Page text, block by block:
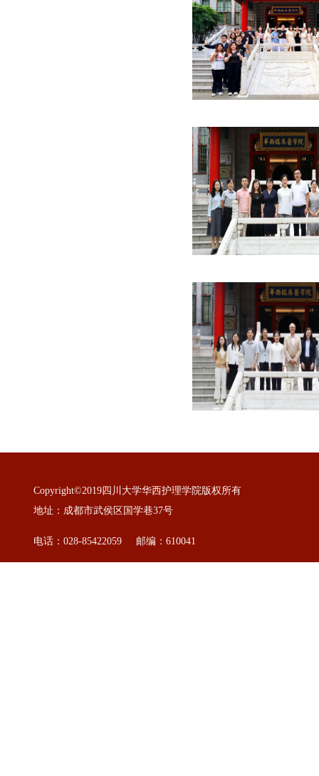
Copyright©2019四川大学华西护理学院版权所有
地址：成都市武侯区国学巷37号
电话：028-85422059 邮编：610041